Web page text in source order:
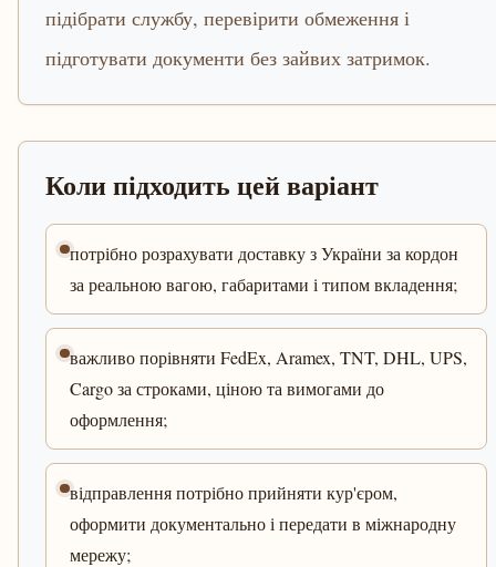
підібрати службу, перевірити обмеження і
підготувати документи без зайвих затримок.
Коли підходить цей варіант
потрібно розрахувати доставку з України за кордон
за реальною вагою, габаритами і типом вкладення;
важливо порівняти FedEx, Aramex, TNT, DHL, UPS,
Cargo за строками, ціною та вимогами до
оформлення;
відправлення потрібно прийняти кур'єром,
оформити документально і передати в міжнародну
мережу;